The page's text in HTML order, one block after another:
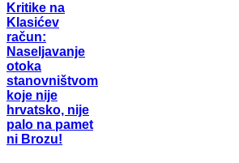
Kritike na
Klasićev
račun:
Naseljavanje
otoka
stanovništvom
koje nije
hrvatsko, nije
palo na pamet
ni Brozu!